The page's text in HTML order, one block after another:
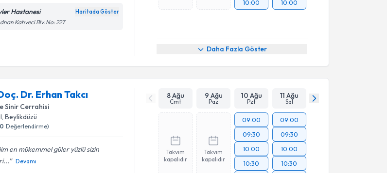
Hastanesi Haritada Göster
Kahveci Blv. No: 227
10:00
10:00
Daha Fazla Göster
Dr. Erhan Takcı
Sinir Cerrahisi
, Beylikdüzü
Değerlendirme)
en mükemmel güler yüzlü sizin
Devamı
8 Ağu
Cmt
9 Ağu
Paz
10 Ağu
Pzt
11 Ağu
Sal
Takvim
kapalıdır
Takvim
kapalıdır
09:00
09:30
10:00
10:30
09:00
09:30
10:00
10:30